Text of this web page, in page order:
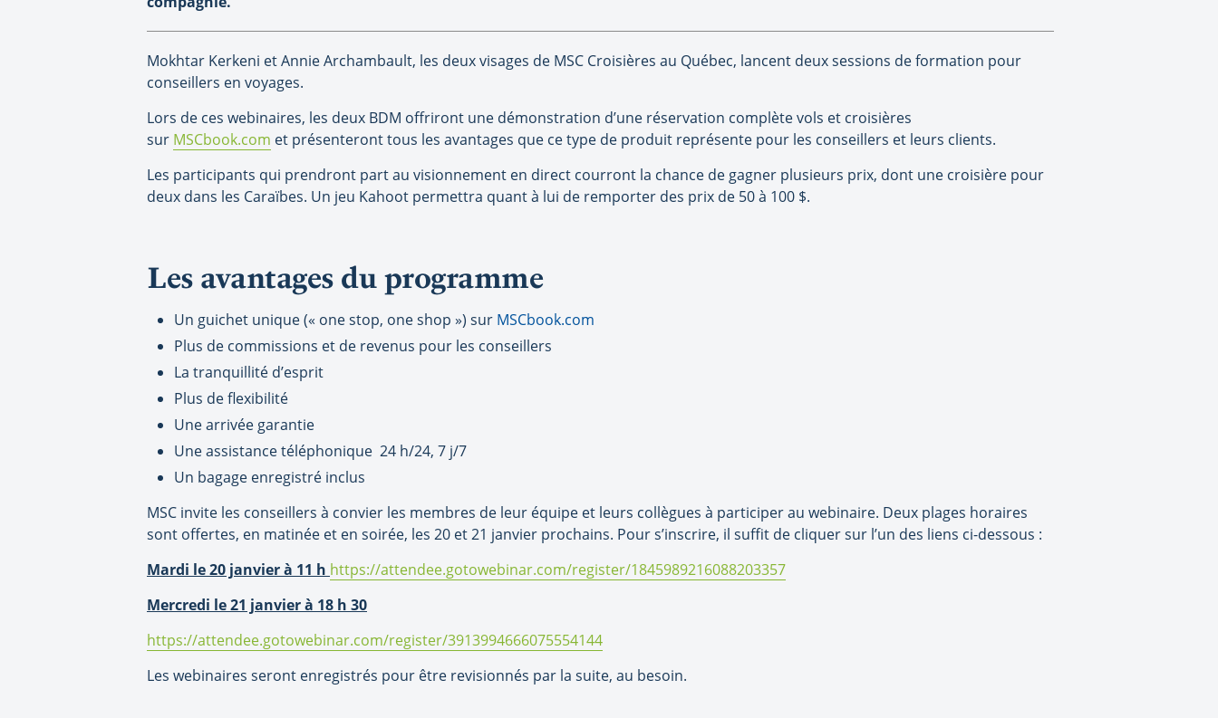
Mokhtar Kerkeni et Annie Archambault, les deux visages de MSC Croisières au Québec, lancent deux sessions de formation pour
conseillers en voyages.
Lors de ces webinaires, les deux BDM offriront une démonstration d’une réservation complète vols et croisières
sur MSCbook.com et présenteront tous les avantages que ce type de produit représente pour les conseillers et leurs clients.
Les participants qui prendront part au visionnement en direct courront la chance de gagner plusieurs prix, dont une croisière pour
deux dans les Caraïbes. Un jeu Kahoot permettra quant à lui de remporter des prix de 50 à 100 $.
Les avantages du programme
Un guichet unique (« one stop, one shop ») sur MSCbook.com
Plus de commissions et de revenus pour les conseillers
La tranquillité d’esprit
Plus de flexibilité
Une arrivée garantie
Une assistance téléphonique 24 h/24, 7 j/7
Un bagage enregistré inclus
MSC invite les conseillers à convier les membres de leur équipe et leurs collègues à participer au webinaire. Deux plages horaires
sont offertes, en matinée et en soirée, les 20 et 21 janvier prochains. Pour s’inscrire, il suffit de cliquer sur l’un des liens ci-dessous :
Mardi le 20 janvier à 11 h https://attendee.gotowebinar.com/register/1845989216088203357
Mercredi le 21 janvier à 18 h 30
https://attendee.gotowebinar.com/register/3913994666075554144
Les webinaires seront enregistrés pour être revisionnés par la suite, au besoin.